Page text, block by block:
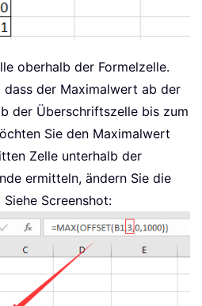
oberhalb der Formelzelle.
dass der Maximalwert ab der
der Überschriftszelle bis zum
Sie den Maximalwert
Zelle unterhalb der
ermitteln, ändern Sie die
Siehe Screenshot: